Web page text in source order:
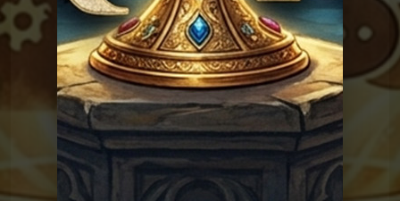
Les réponses du
Graal
Graal 159 - Le petit
déjeuner
Les réponses du
Graal
Graal 149 - Intelligence
Artificielle
Les réponses du
Graal
Graal 142 - Nourrir son